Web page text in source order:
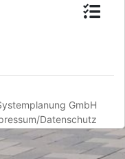
GmbH
Datenschutz